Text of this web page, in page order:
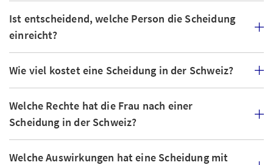
Ist entscheidend, welche Person die Scheidung
einreicht?
Wie viel kostet eine Scheidung in der Schweiz?
Welche Rechte hat die Frau nach einer
Scheidung in der Schweiz?
Welche Auswirkungen hat eine Scheidung mit